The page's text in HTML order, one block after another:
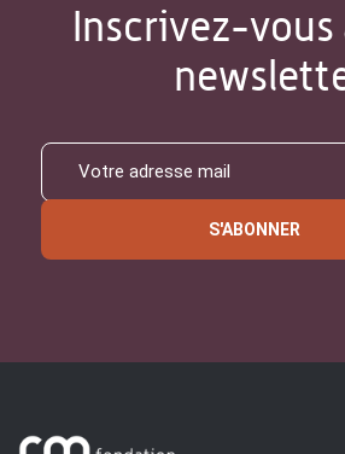
Inscrivez-vous
S'ABONNER